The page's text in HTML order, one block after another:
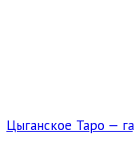
Цыганское Таро —